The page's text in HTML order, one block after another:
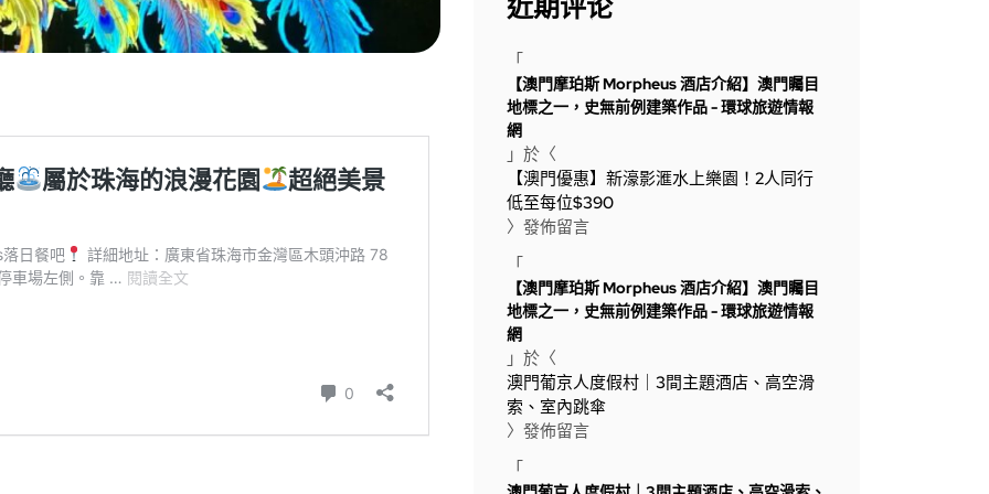
近期评论
「
【澳門摩珀斯 Morpheus 酒店介紹】澳門矚目
地標之一，史無前例建築作品 - 環球旅遊情報
網
」於〈
【澳門優惠】新濠影滙水上樂園！2人同行
低至每位$390
〉發佈留言
「
【澳門摩珀斯 Morpheus 酒店介紹】澳門矚目
地標之一，史無前例建築作品 - 環球旅遊情報
網
」於〈
澳門葡京人度假村｜3間主題酒店、高空滑
索、室內跳傘
〉發佈留言
「